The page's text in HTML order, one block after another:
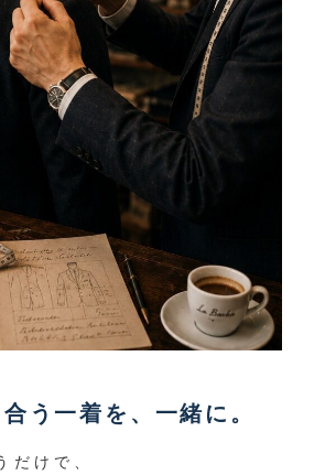
う一着を、一緒に。
だけで、